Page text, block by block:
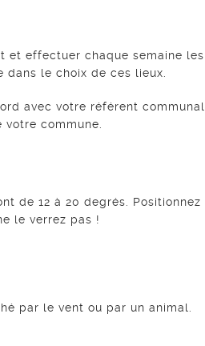
et effectuer chaque semaine les
le choix de ces lieux.
avec votre référent communal
commune.
de 12 à 20 degrés. Positionnez
le verrez pas !
par le vent ou par un animal.